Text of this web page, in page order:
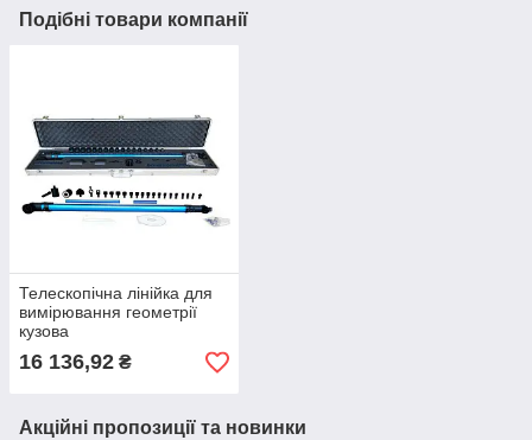
Подібні товари компанії
Телескопічна лінійка для
вимірювання геометрії
кузова
16 136,92 ₴
Акційні пропозиції та новинки